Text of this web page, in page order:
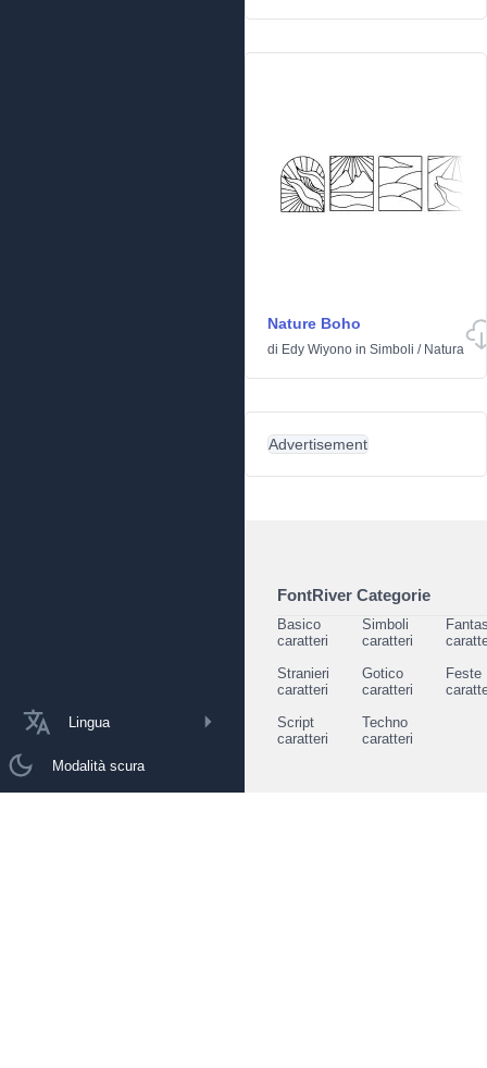
Lingua
Modalità scura
Nature Boho
di Edy Wiyono in Simboli / Natura
Advertisement
FontRiver Categorie
Basico
caratteri
Simboli
caratteri
Stranieri
caratteri
Gotico
caratteri
Feste
Script
caratteri
Techno
caratteri